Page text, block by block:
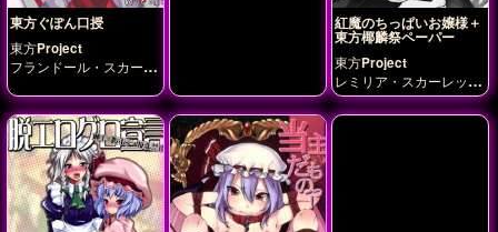
東方ぐぽん口授
東方Project
フランドール・スカーレ
レット 十六夜咲夜 博麗
霊夢 多々良小傘 茨木華
扇
紅魔のちっぱいお嬢様＋
東方椰麟祭ペーパー
東方Project
レミリア・スカーレッ
ト